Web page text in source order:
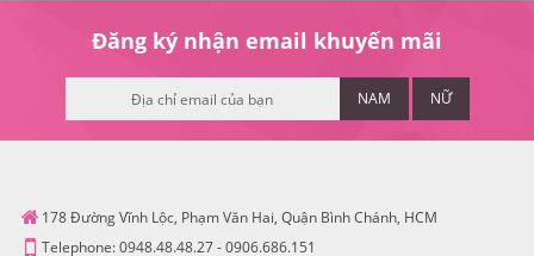
Đăng ký nhận email khuyến mãi
NAM NỮ
178 Đường Vĩnh Lộc, Phạm Văn Hai, Quận Bình Chánh, HCM
Telephone:0948.48.48.27-0906.686.151